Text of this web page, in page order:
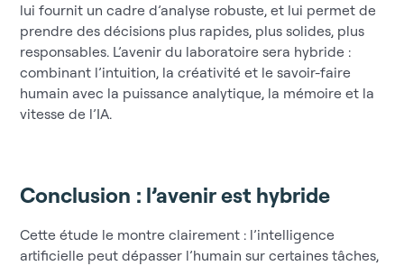
lui fournit un cadre d’analyse robuste, et lui permet de
prendre des décisions plus rapides, plus solides, plus
responsables. L’avenir du laboratoire sera hybride :
combinant l’intuition, la créativité et le savoir-faire
humain avec la puissance analytique, la mémoire et la
vitesse de l’IA.
Conclusion : l’avenir est hybride
Cette étude le montre clairement : l’intelligence
artificielle peut dépasser l’humain sur certaines tâches,